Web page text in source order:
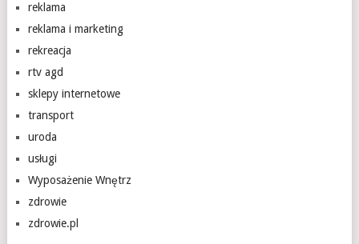
reklama
reklama i marketing
rekreacja
rtv agd
sklepy internetowe
transport
uroda
usługi
Wyposażenie Wnętrz
zdrowie
zdrowie.pl